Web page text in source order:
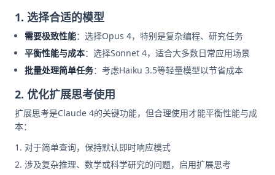
1. 选择合适的模型
需要极致性能：选择Opus 4，特别是复杂编程、研究任务
平衡性能与成本：选择Sonnet 4，适合大多数日常应用场景
批量处理简单任务：考虑Haiku 3.5等轻量模型以节省成本
2. 优化扩展思考使用
扩展思考是Claude 4的关键功能，但合理使用才能平衡性能与成
本：
对于简单查询，保持默认即时响应模式
涉及复杂推理、数学或科学研究的问题，启用扩展思考